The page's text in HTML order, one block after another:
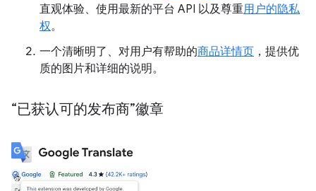
直观体验、使用最新的平台 API 以及尊重用户的隐私
权。
一个清晰明了、对用户有帮助的商品详情页 ，提供优
质的图片和详细的说明。
“已获认可的发布商”徽章